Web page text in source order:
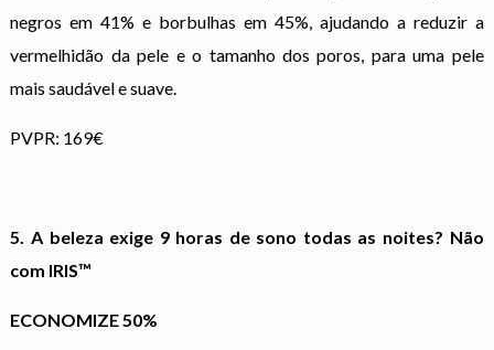
negros em 41% e borbulhas em 45%, ajudando a reduzir a
vermelhidão da pele e o tamanho dos poros, para uma pele
mais saudável e suave.
PVPR: 169€
5. A beleza exige 9 horas de sono todas as noites? Não
com IRIS™
ECONOMIZE 50%